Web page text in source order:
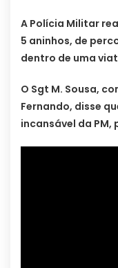
A Polícia Militar
5 aninhos, de
dentro de uma
O Sgt M. Sousa,
Fernando, disse
incansável da PM,